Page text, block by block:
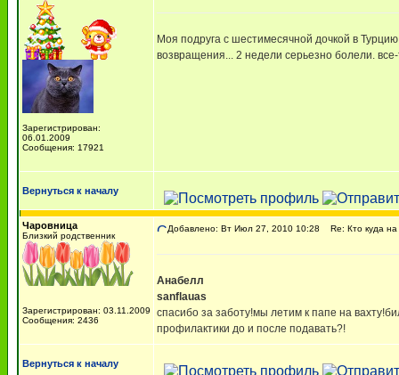
Зарегистрирован:
06.01.2009
Сообщения: 17921
Моя подруга с шестимесячной дочкой в
возвращения... 2 недели серьезно болели.
Вернуться к началу
Чаровница
Близкий родственник
Зарегистрирован: 03.11.2009
Сообщения: 2436
Добавлено: Вт Июл 27, 2010 10:28 Re: Кто куда
Анабелл
sanflauas
спасибо за заботу!мы летим к папе на
профилактики до и после подавать?!
Вернуться к началу